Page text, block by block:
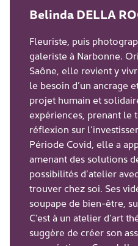
Belinda DELLA
Fleuriste, puis
galeriste à Narbonne.
Saône, elle revient y
le besoin d’un ancrage
projet humain et
expériences, prenant le
réflexion sur
Période Covid, elle a
amenant des solutions
possibilités d’atelier
trouver chez soi. Ses
soupape de bien-être,
C’est à un atelier d’art
suggère de créer son